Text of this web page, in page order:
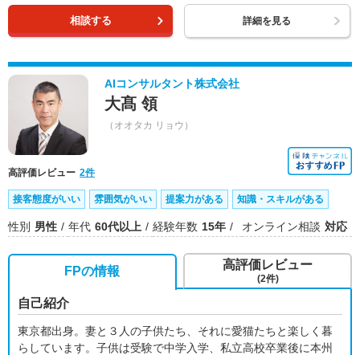
相談する 詳細を見る
AIコンサルタント株式会社
大髙 領
（オオタカ リョウ）
高評価レビュー 2件
接客態度がいい 雰囲気がいい 提案力がある 知識・スキルがある
性別 男性 年代 60代以上 経験年数 15年 オンライン相談 対応
FPの情報
自己紹介
東京都出身。妻と３人の子供たち、それに愛猫たちと楽しく暮
らしています。子供は受験で中学入学、私立高校卒業後に本州
高評価レビュー
(2件)